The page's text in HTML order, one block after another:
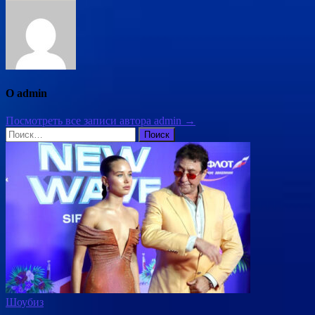
О admin
Посмотреть все записи автора admin →
Найти:
Шоубиз